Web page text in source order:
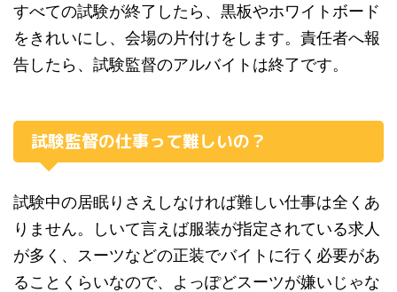
すべての試験が終了したら、黒板やホワイトボード
をきれいにし、会場の片付けをします。責任者へ報
告したら、試験監督のアルバイトは終了です。
試験監督の仕事って難しいの？
試験中の居眠りさえしなければ難しい仕事は全くあ
りません。しいて言えば服装が指定されている求人
が多く、スーツなどの正装でバイトに行く必要があ
ることくらいなので、よっぽどスーツが嫌いじゃな